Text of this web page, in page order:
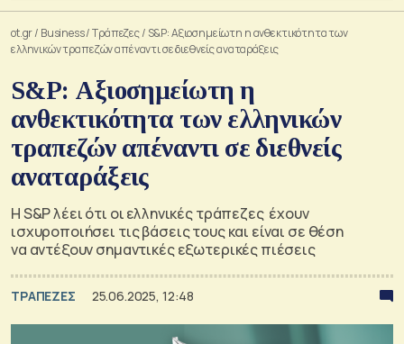
ot.gr/ Business/Τράπεζες/ S&P: Αξιοσημείωτη η ανθεκτικότητα των
ελληνικών τραπεζών απέναντι σε διεθνείς αναταράξεις
S&P: Αξιοσημείωτη η
ανθεκτικότητα των ελληνικών
τραπεζών απέναντι σε διεθνείς
αναταράξεις
Η S&P λέει ότι οι ελληνικές τράπεζες έχουν
ισχυροποιήσει τις βάσεις τους και είναι σε θέση
να αντέξουν σημαντικές εξωτερικές πιέσεις
ΤΡΑΠΕΖΕΣ 25.06.2025, 12:48